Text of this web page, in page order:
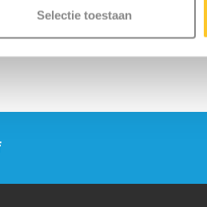
Selectie toestaan